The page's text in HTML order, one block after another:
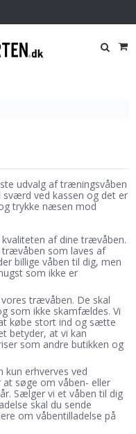
udvalg af træningsvåben
sværd ved kassen og det er
trykke næsen mod
af dine trævåben.
som laves af
billige våben til dig, men
som ikke er
trævåben. De skal
som ikke skamfældes. Vi
købe stort ind og sætte
betyder, at vi kan
som andre butikken og
kun erhverves ved
søge om våben- eller
Sælger vi et våben til dig
skal du sende
om våbentilladelse på